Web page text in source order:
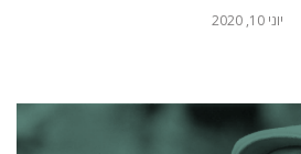
יוני 10, 2020